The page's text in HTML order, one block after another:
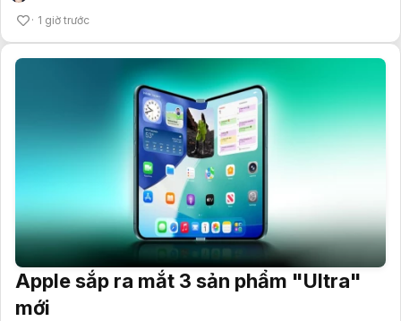
1 giờ trước
Apple sắp ra mắt 3 sản phẩm "Ultra"
mới